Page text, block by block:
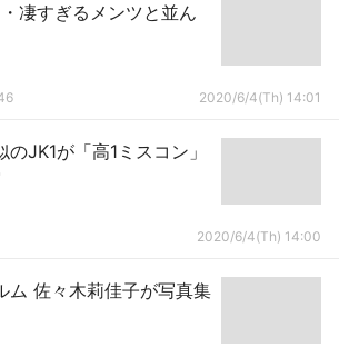
凄すぎるメンツと並ん
2020/6/4(Th) 14:01
のJK1が「高1ミスコン」
2020/6/4(Th) 14:00
ム 佐々木莉佳子が写真集